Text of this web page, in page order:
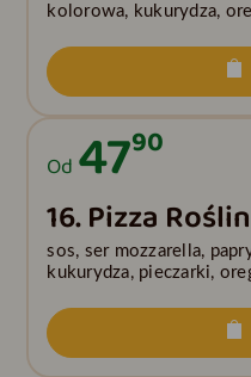
kolorowa, kukurydza,
Od 4790
16. Pizza
sos, ser mozzarella,
kukurydza, pieczarki,